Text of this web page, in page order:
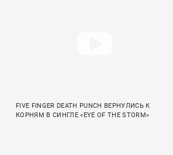
FIVE FINGER DEATH PUNCH ВЕРНУЛИСЬ К
КОРНЯМ В СИНГЛЕ «EYE OF THE STORM»